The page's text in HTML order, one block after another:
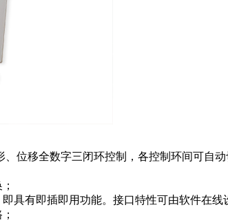
位移全数字三闭环控制，各控制环间可自
有即插即用功能。接口特性可由软件在线